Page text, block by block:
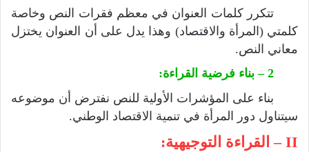
تتكرر كلمات العنوان في معظم فقرات النص وخاصة
كلمتي (المرأة والاقتصاد) وهذا يدل على أن العنوان يختزل
معاني النص.
2 – بناء فرضية القراءة:
بناء على المؤشرات الأولية للنص نفترض أن موضوعه
سيتناول دور المرأة في تنمية الاقتصاد الوطني.
II – القراءة التوجيهية: